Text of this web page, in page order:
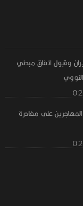
وقبول اتفاق مبدئي
المهاجرين على مغادرة